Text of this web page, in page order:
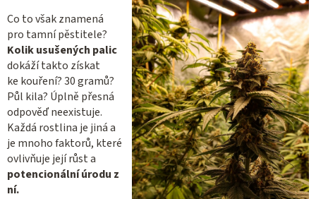
Co to však znamená
pro tamní pěstitele?
Kolik usušených palic
dokáží takto získat
ke kouření? 30 gramů?
Půl kila? Úplně přesná
odpověď neexistuje.
Každá rostlina je jiná a
je mnoho faktorů, které
ovlivňuje její růst a
potencionální úrodu z
ní.